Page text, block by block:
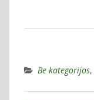
Be kategorijos,